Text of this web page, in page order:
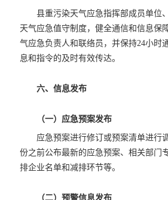
县重污染天气应急指挥部成员单位
天气应急值守制度，健全通信和信息保
气应急负责人和联络员，并保持24小时
息和指令的及时有效传达。
六、信息发布
（一）应急预案发布
应急预案进行修订或预案清单进行
份之前公布最新的应急预案、相关部门
排企业名单和减排环节等。
（二）预警信息发布